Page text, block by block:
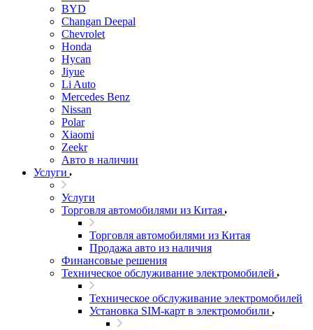
BYD
Changan Deepal
Chevrolet
Honda
Hycan
Jiyue
Li Auto
Mercedes Benz
Nissan
Polar
Xiaomi
Zeekr
Авто в наличии
Услуги
Услуги
Торговля автомобилями из Китая
Торговля автомобилями из Китая
Продажа авто из наличия
Финансовые решения
Техническое обслуживание электромобилей
Техническое обслуживание электромобилей
Установка SIM-карт в электромобили